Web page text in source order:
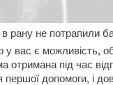
рану не потрапили
у вас є можливість,
під час
допомоги, і